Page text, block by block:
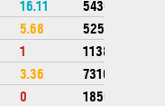
16.11
543077
5.68
525216
1
1138947
3.36
731070
0
185000